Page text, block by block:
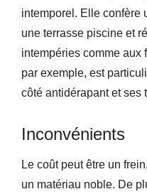
intemporel. Elle confère
une terrasse piscine et
intempéries comme aux
par exemple, est
côté antidérapant et ses
Inconvénients
Le coût peut être un
un matériau noble. De